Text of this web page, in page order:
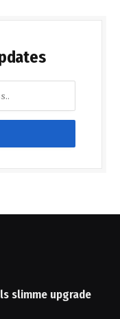
slimme upgrade